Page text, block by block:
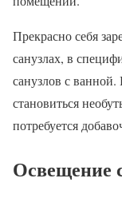
Прекрасно себя
санузлах, в
санузлов с
становиться
потребуется
Освещение